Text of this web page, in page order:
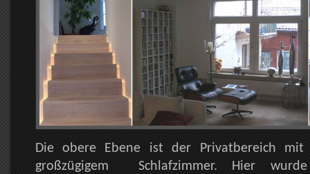
Die obere Ebene ist der Privatbereich
großzügigem Schlafzimmer. Hier